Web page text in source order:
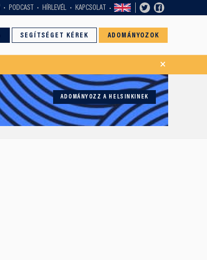
PODCAST HÍRLEVÉL KAPCSOLAT
SEGÍTSÉGET KÉREK ADOMÁNYOZOK
×
ADOMÁNYOZZ A HELSINKINEK